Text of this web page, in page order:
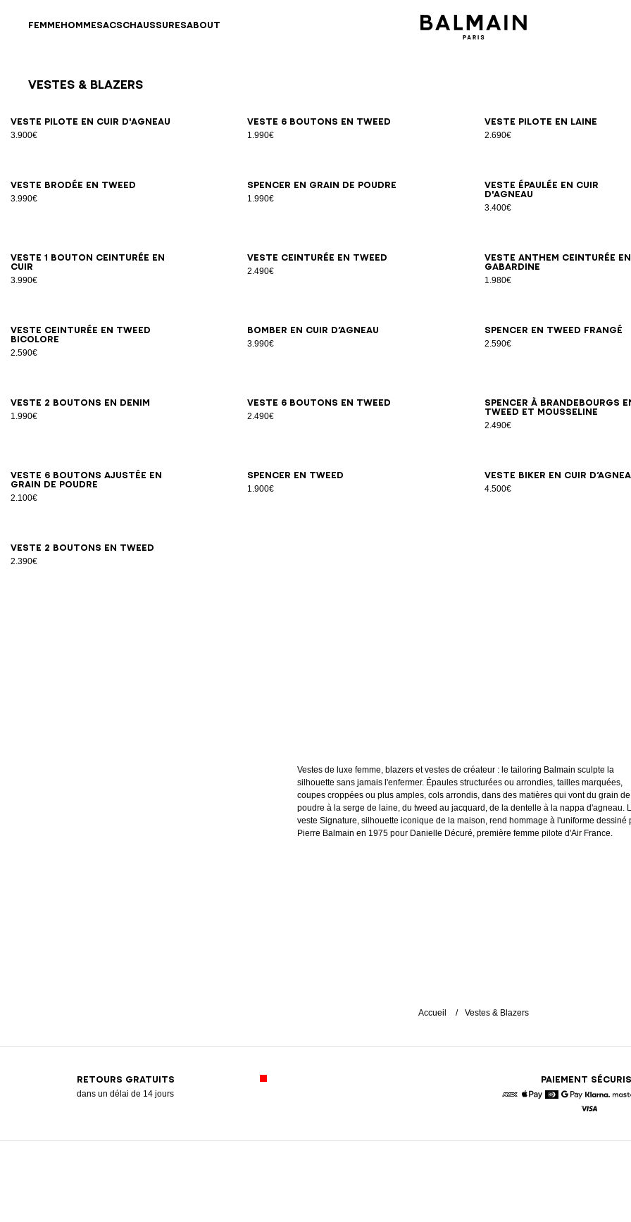
FEMMEHOMMESACSCHAUSSURESABOUT
Vestes & Blazers
Veste pilote en cuir d'agneau
3.900€
3436384042 Veste 6 boutons en tweed
1.990€
343638 4042 Veste pilote en laine
2.690€
34363840
Veste brodée en tweed
3.990€
34 36384042 Spencer en grain de poudre
1.990€
343638 404244
Veste épaulée en cuir
d'agneau
3.400€
34363840
Veste 1 bouton ceinturée en
cuir
3.990€
34363840424446 Veste ceinturée en tweed
2.490€
34 3638404244
Veste Anthem ceinturée en
gabardine
1.980€
34363840424446
Veste ceinturée en tweed
bicolore
2.590€
34 36384042 Bomber en cuir d’agneau
3.990€
3436384042 Spencer en tweed frangé
2.590€
3436 38404244
Veste 2 boutons en denim
1.990€
343638 404244 Veste 6 boutons en tweed
2.490€
343638 40424446
Spencer à brandebourgs
tweed et mousseline
2.490€
3436384042
Veste 6 boutons ajustée en
grain de poudre
2.100€
343638404244 46 Spencer en tweed
1.900€
3436 Veste biker en cuir
4.500€
34363840
Veste 2 boutons en tweed
2.390€
343638 404244
Vestes de luxe femme, blazers et vestes de créateur : le tailoring Balmain sculpte la
silhouette sans jamais l'enfermer. Épaules structurées ou arrondies, tailles marquées,
coupes croppées ou plus amples, cols arrondis, dans des matières qui vont du grain de
poudre à la serge de laine, du tweed au jacquard, de la dentelle à la nappa d'agneau.
veste Signature, silhouette iconique de la maison, rend hommage à l'uniforme dessiné
Pierre Balmain en 1975 pour Danielle Décuré, première femme pilote d'Air France.
Accueil Vestes & Blazers
RETOURS GRATUITS
dans un délai de 14 jours
PAIEMENT
Google Pay
Klarna